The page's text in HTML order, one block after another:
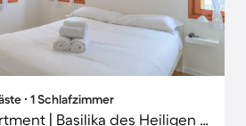
∙ 1 Schlafzimmer
Charmantes Apartment | Basilika des Heiligen Antonius-Nähe